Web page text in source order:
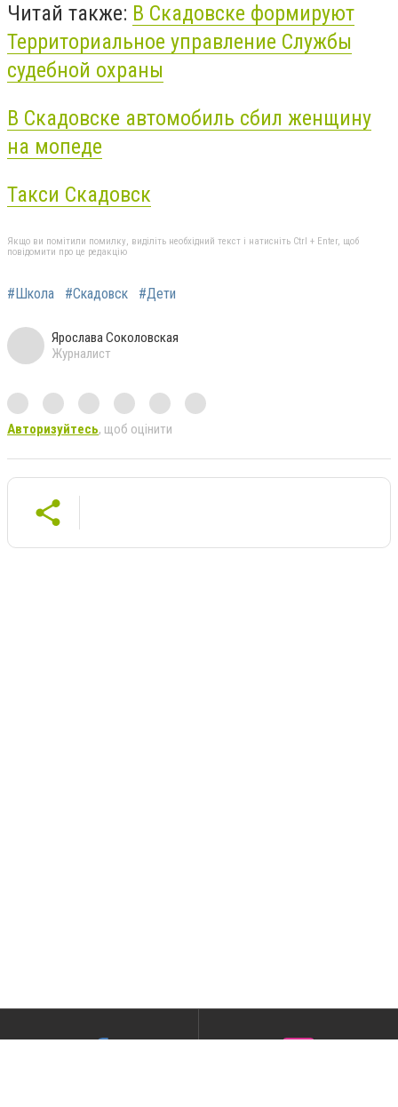
Читай также: В Скадовске формируют
Территориальное управление Службы
судебной охраны
В Скадовске автомобиль сбил женщину
на мопеде
Такси Скадовск
Якщо ви помітили помилку, виділіть необхідний текст і натисніть Ctrl + Enter, щоб
повідомити про це редакцію
#Школа #Скадовск #Дети
Ярослава Соколовская
Журналист
Авторизуйтесь, щоб оцінити